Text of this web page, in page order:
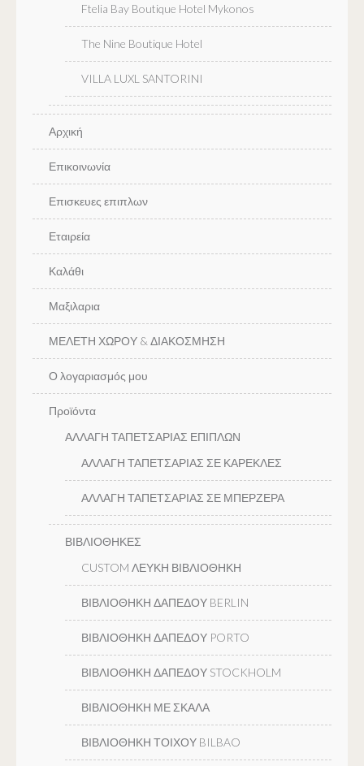
Ftelia Bay Boutique Hotel Mykonos
The Nine Boutique Hotel
VILLA LUXL SANTORINI
Αρχική
Επικοινωνία
Επισκευες επιπλων
Εταιρεία
Καλάθι
Μαξιλαρια
ΜΕΛΕΤΗ ΧΩΡΟΥ & ΔΙΑΚΟΣΜΗΣΗ
Ο λογαριασμός μου
Προϊόντα
ΑΛΛΑΓΗ ΤΑΠΕΤΣΑΡΙΑΣ ΕΠΙΠΛΩΝ
ΑΛΛΑΓΗ ΤΑΠΕΤΣΑΡΙΑΣ ΣΕ ΚΑΡΕΚΛΕΣ
ΑΛΛΑΓΗ ΤΑΠΕΤΣΑΡΙΑΣ ΣΕ ΜΠΕΡΖΕΡΑ
ΒΙΒΛΙΟΘΗΚΕΣ
CUSTOM ΛΕΥΚΗ ΒΙΒΛΙΟΘΗΚΗ
ΒΙΒΛΙΟΘΗΚΗ ΔΑΠΕΔΟΥ BERLIN
ΒΙΒΛΙΟΘΗΚΗ ΔΑΠΕΔΟΥ PORTO
ΒΙΒΛΙΟΘΗΚΗ ΔΑΠΕΔΟΥ STOCKHOLM
ΒΙΒΛΙΟΘΗΚΗ ΜΕ ΣΚΑΛΑ
ΒΙΒΛΙΟΘΗΚΗ ΤΟΙΧΟΥ BILBAO